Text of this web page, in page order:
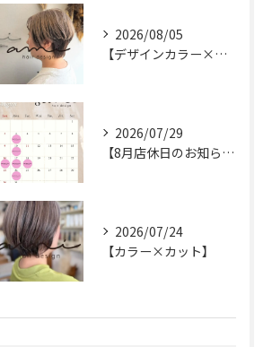
2026/08/05
【デザインカラー×カット】
2026/07/29
【8月店休日のお知らせ】
2026/07/24
【カラー×カット】